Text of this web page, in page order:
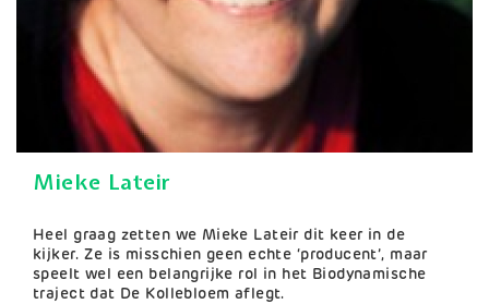
Mieke Lateir
Samenvatting
Heel graag zetten we Mieke Lateir dit keer in de
kijker. Ze is misschien geen echte ‘producent’, maar
speelt wel een belangrijke rol in het Biodynamische
traject dat De Kollebloem aflegt.